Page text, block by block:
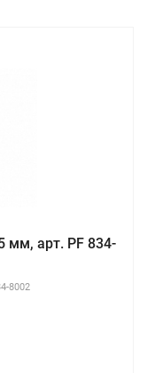
мм, арт. PF 834-
8002